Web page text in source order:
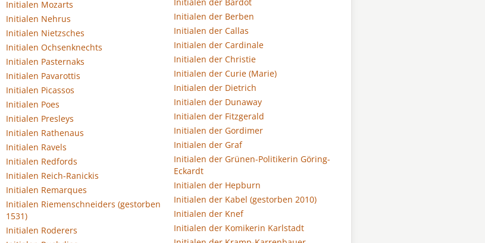
Initialen Mozarts
Initialen Nehrus
Initialen Nietzsches
Initialen Ochsenknechts
Initialen Pasternaks
Initialen Pavarottis
Initialen Picassos
Initialen Poes
Initialen Presleys
Initialen Rathenaus
Initialen Ravels
Initialen Redfords
Initialen Reich-Ranickis
Initialen Remarques
Initialen Riemenschneiders (gestorben
1531)
Initialen Roderers
Initialen der Berben
Initialen der Callas
Initialen der Cardinale
Initialen der Christie
Initialen der Curie (Marie)
Initialen der Dietrich
Initialen der Dunaway
Initialen der Fitzgerald
Initialen der Gordimer
Initialen der Graf
Initialen der Grünen-Politikerin Göring-
Eckardt
Initialen der Hepburn
Initialen der Kabel (gestorben 2010)
Initialen der Knef
Initialen der Komikerin Karlstadt